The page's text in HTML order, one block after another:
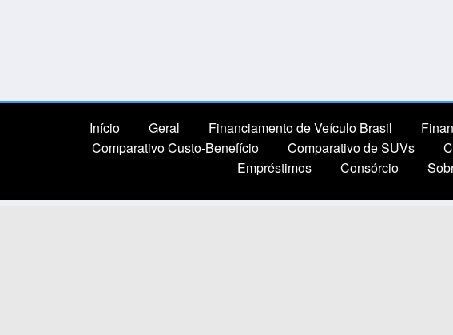
Início Geral Financiamento de Veículo Brasil
Comparativo Custo-Benefício
Comparativo de SUVs
Empréstimos
Consórcio